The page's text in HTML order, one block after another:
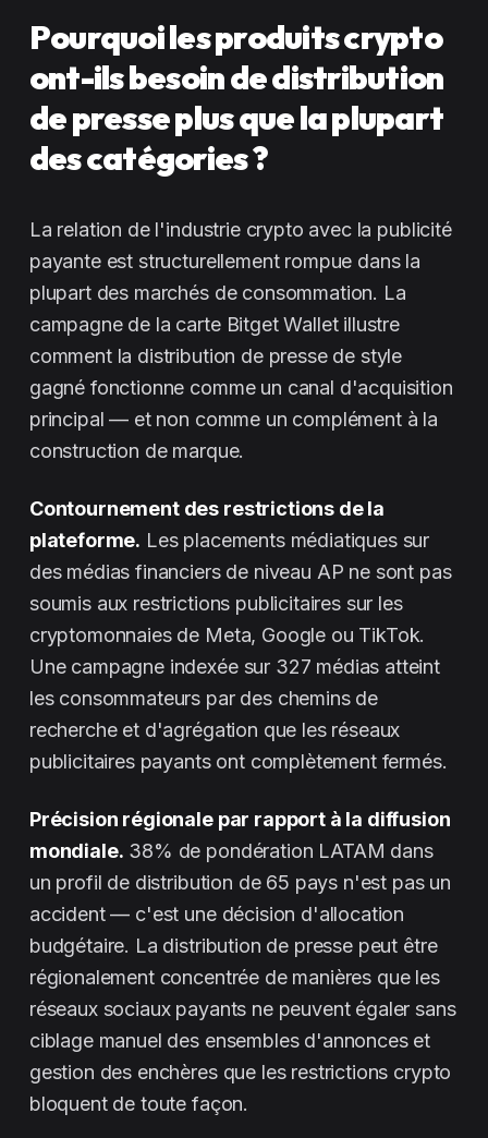
Pourquoi les produits crypto
ont-ils besoin de distribution
de presse plus que la plupart
des catégories ?
La relation de l'industrie crypto avec la publicité
payante est structurellement rompue dans la
plupart des marchés de consommation. La
campagne de la carte Bitget Wallet illustre
comment la distribution de presse de style
gagné fonctionne comme un canal d'acquisition
principal — et non comme un complément à la
construction de marque.
Contournement des restrictions de la
plateforme. Les placements médiatiques sur
des médias financiers de niveau AP ne sont pas
soumis aux restrictions publicitaires sur les
cryptomonnaies de Meta, Google ou TikTok.
Une campagne indexée sur 327 médias atteint
les consommateurs par des chemins de
recherche et d'agrégation que les réseaux
publicitaires payants ont complètement fermés.
Précision régionale par rapport à la diffusion
mondiale. 38% de pondération LATAM dans
un profil de distribution de 65 pays n'est pas un
accident — c'est une décision d'allocation
budgétaire. La distribution de presse peut être
régionalement concentrée de manières que les
réseaux sociaux payants ne peuvent égaler sans
ciblage manuel des ensembles d'annonces et
gestion des enchères que les restrictions crypto
bloquent de toute façon.